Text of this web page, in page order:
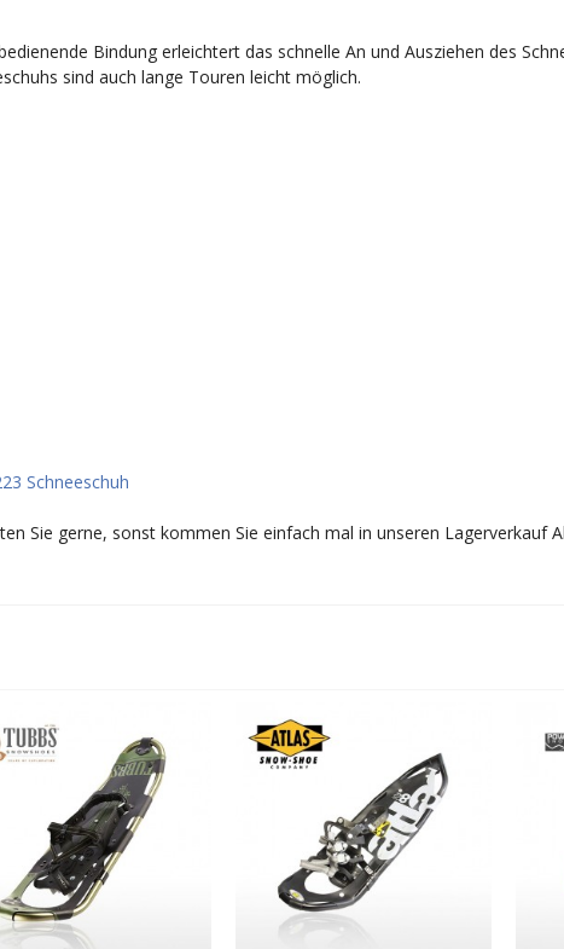
Bindung erleichtert das schnelle An und Ausziehen des
sind auch lange Touren leicht möglich.
Schneeschuh
Sie gerne, sonst kommen Sie einfach mal in unseren Lagerverkauf